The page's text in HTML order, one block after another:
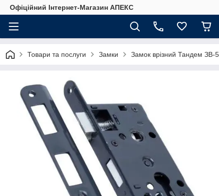
Офіційний Інтернет-Магазин АПЕКС
Товари та послуги Замки Замок врізний Тандем ЗВ-